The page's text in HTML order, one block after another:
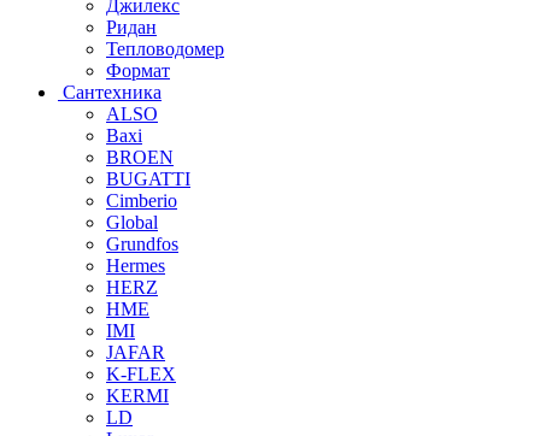
Джилекс
Ридан
Тепловодомер
Формат
Сантехника
ALSO
Baxi
BROEN
BUGATTI
Cimberio
Global
Grundfos
Hermes
HERZ
HME
IMI
JAFAR
K-FLEX
KERMI
LD